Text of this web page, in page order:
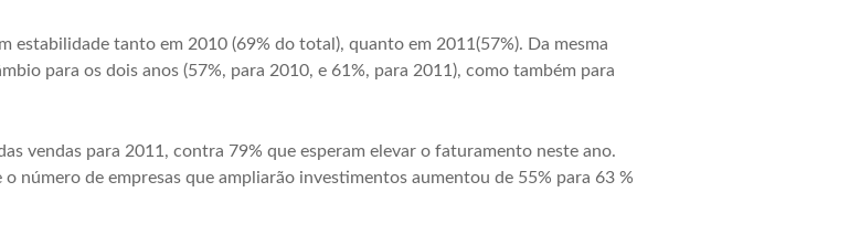
estabilidade tanto em 2010 (69% do total), quanto em 2011(57%). Da mesma
para os dois anos (57%, para 2010, e 61%, para 2011), como também para
vendas para 2011, contra 79% que esperam elevar o faturamento neste ano.
número de empresas que ampliarão investimentos aumentou de 55% para 63 %